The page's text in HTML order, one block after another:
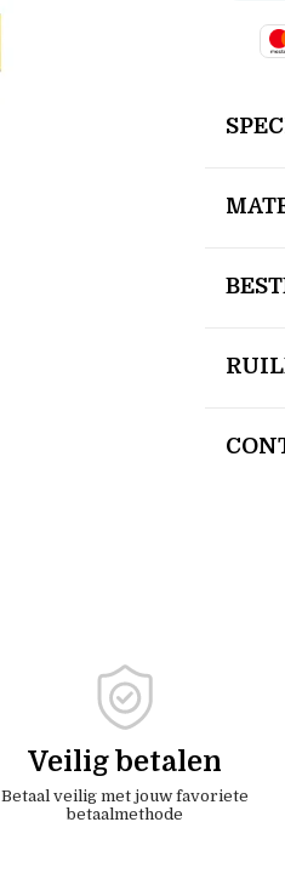
Veilig betalen
Betaal veilig met jouw favoriete
betaalmethode